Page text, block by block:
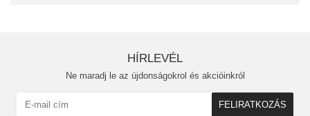
HÍRLEVÉL
Ne maradj le az újdonságokrol és akcióinkról